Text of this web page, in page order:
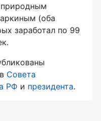
(оба
заработал по 99
Совета
РФ и президента.